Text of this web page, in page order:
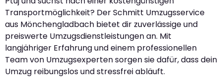
Transportmöglichkeit? Der Schmitt Umzugsservice
aus Mönchengladbach bietet dir zuverlässige und
preiswerte Umzugsdienstleistungen an. Mit
langjähriger Erfahrung und einem professionellen
Team von Umzugsexperten sorgen sie dafür, dass dein
Umzug reibungslos und stressfrei abläuft.